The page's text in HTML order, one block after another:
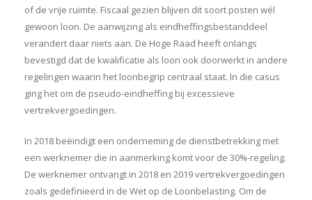
of de vrije ruimte. Fiscaal gezien blijven dit soort posten wél
gewoon loon. De aanwijzing als eindheffingsbestanddeel
verandert daar niets aan. De Hoge Raad heeft onlangs
bevestigd dat de kwalificatie als loon ook doorwerkt in andere
regelingen waarin het loonbegrip centraal staat. In die casus
ging het om de pseudo-eindheffing bij excessieve
vertrekvergoedingen.
In 2018 beëindigt een onderneming de dienstbetrekking met
een werknemer die in aanmerking komt voor de 30%-regeling.
De werknemer ontvangt in 2018 en 2019 vertrekvergoedingen
zoals gedefinieerd in de Wet op de Loonbelasting. Om de